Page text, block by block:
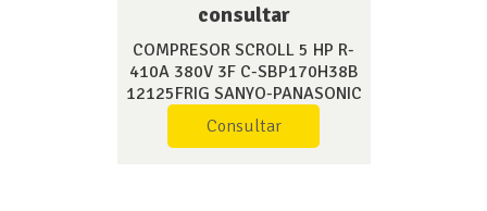
consultar
COMPRESOR SCROLL 5 HP R-
410A 380V 3F C-SBP170H38B
12125FRIG SANYO-PANASONIC
Consultar